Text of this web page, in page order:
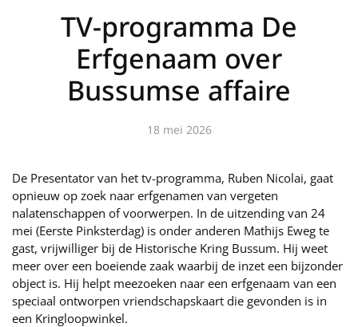
TV-programma De
Erfgenaam over
Bussumse affaire
18 mei 2026
De Presentator van het tv-programma, Ruben Nicolai, gaat
opnieuw op zoek naar erfgenamen van vergeten
nalatenschappen of voorwerpen. In de uitzending van 24
mei (Eerste Pinksterdag) is onder anderen Mathijs Eweg te
gast, vrijwilliger bij de Historische Kring Bussum. Hij weet
meer over een boeiende zaak waarbij de inzet een bijzonder
object is. Hij helpt meezoeken naar een erfgenaam van een
speciaal ontworpen vriendschapskaart die gevonden is in
een Kringloopwinkel.